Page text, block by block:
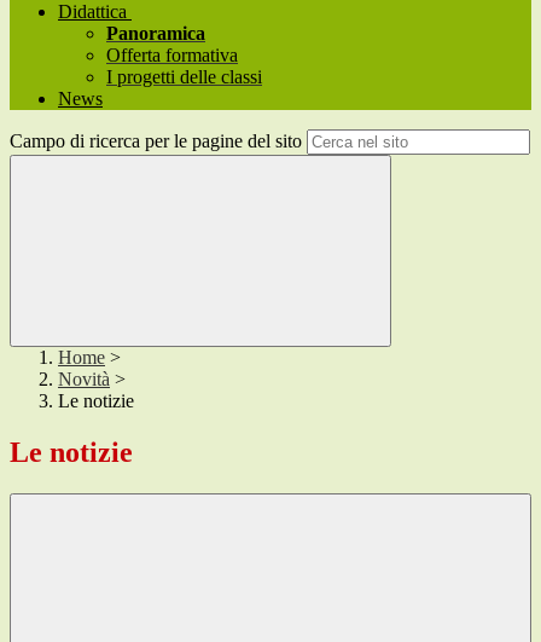
Didattica
Panoramica
Offerta formativa
I progetti delle classi
News
Campo di ricerca per le pagine del sito
Home >
Novità >
Le notizie
Le notizie